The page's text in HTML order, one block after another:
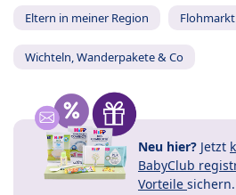
Eltern in meiner Region Flohmarkt
Wichteln, Wanderpakete & Co
Neu hier? Jetzt
BabyClub
Vorteile sichern.